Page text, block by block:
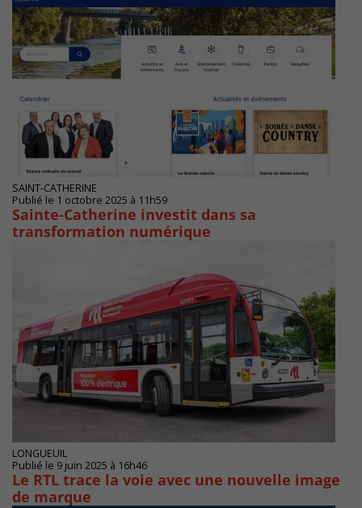
SAINT-CATHERINE
Publié le 1 octobre 2025 à 11h59
Sainte-Catherine investit dans sa
transformation numérique
LONGUEUIL
Publié le 9 juin 2025 à 16h46
Le RTL trace la voie avec une nouvelle image
de marque